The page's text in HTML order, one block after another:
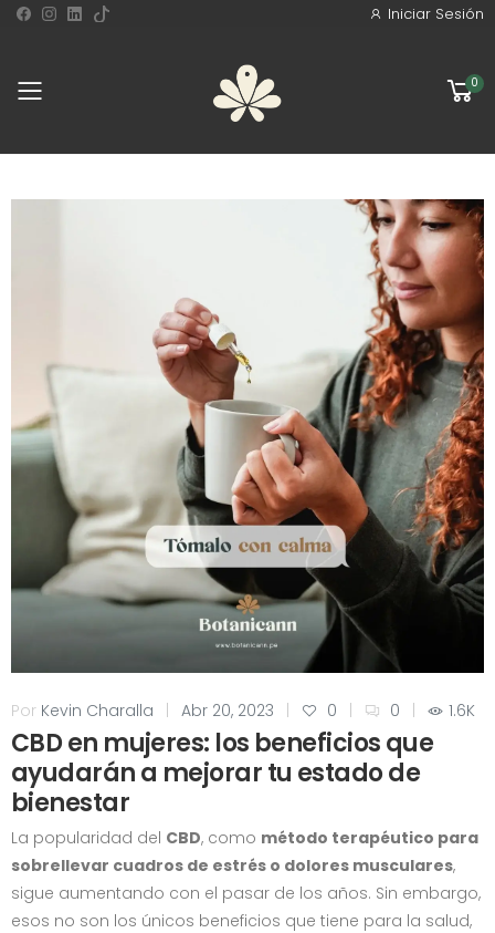
Iniciar Sesión
Toggle mobile menu
0
Por Kevin Charalla Abr 20, 2023 0 0 1.6K
CBD en mujeres: los beneficios que
ayudarán a mejorar tu estado de
bienestar
La popularidad del CBD, como método terapéutico para
sobrellevar cuadros de estrés o dolores musculares,
sigue aumentando con el pasar de los años. Sin embargo,
esos no son los únicos beneficios que tiene para la salud,